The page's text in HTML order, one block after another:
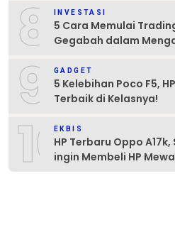
8 INVESTASI
5 Cara Memulai
Gegabah dalam
9 GADGET
5 Kelebihan Poco F5,
Terbaik di Kelasnya!
10EKBIS
HP Terbaru Oppo
ingin Membeli HP